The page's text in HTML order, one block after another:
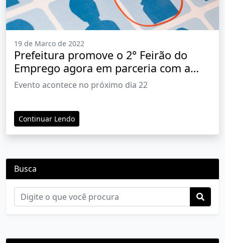
19 de Marco de 2022
Prefeitura promove o 2° Feirão do
Emprego agora em parceria com a
empresa “Sertran Transportes”
Evento acontece no próximo dia 22
Continuar Lendo
Busca